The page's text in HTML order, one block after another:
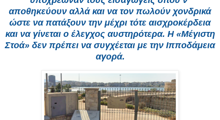
αποθηκεύουν αλλά και να τον πωλούν χονδρικά
ώστε να πατάξουν την μέχρι τότε αισχροκέρδεια
και να γίνεται ο έλεγχος αυστηρότερα. Η «Μέγιστη
Στοά» δεν πρέπει να συγχέεται με την Ιπποδάμεια
αγορά.